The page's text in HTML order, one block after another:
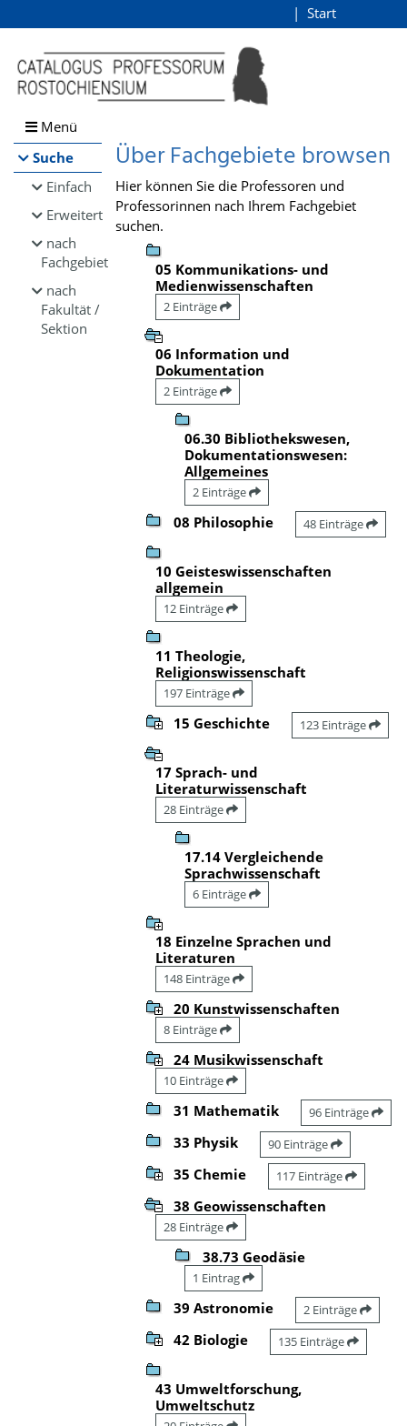
Browsen
direkt zum Inhalt
Start
Menü
Suche
Einfach
Erweitert
nach
Fachgebiet
nach
Fakultät /
Sektion
Über Fachgebiete browsen
Hier können Sie die Professoren und
Professorinnen nach Ihrem Fachgebiet
suchen.
05 Kommunikations- und
Medienwissenschaften
2 Einträge
06 Information und
Dokumentation
2 Einträge
06.30 Bibliothekswesen,
Dokumentationswesen:
Allgemeines
2 Einträge
08 Philosophie 48 Einträge
10 Geisteswissenschaften
allgemein
12 Einträge
11 Theologie,
Religionswissenschaft
197 Einträge
15 Geschichte 123 Einträge
17 Sprach- und
Literaturwissenschaft
28 Einträge
17.14 Vergleichende
Sprachwissenschaft
6 Einträge
18 Einzelne Sprachen und
Literaturen
148 Einträge
20 Kunstwissenschaften
8 Einträge
24 Musikwissenschaft
10 Einträge
31 Mathematik 96 Einträge
33 Physik 90 Einträge
35 Chemie 117 Einträge
38 Geowissenschaften
28 Einträge
38.73 Geodäsie
1 Eintrag
39 Astronomie 2 Einträge
42 Biologie 135 Einträge
43 Umweltforschung,
Umweltschutz